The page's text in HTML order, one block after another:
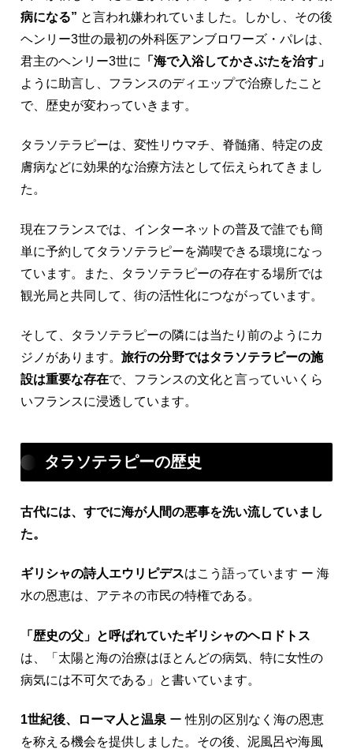
病になる” と言われ嫌われていました。しかし、その後
ヘンリー3世の最初の外科医アンブロワーズ・パレは、
君主のヘンリー3世に
「海で入浴してかさぶたを治す」
ように助言し、フランスのディエップで治療したこと
で、歴史が変わっていきます。
タラソテラピーは、変性リウマチ、脊髄痛、特定の皮
膚病などに効果的な治療方法として伝えられてきまし
た。
現在フランスでは、インターネットの普及で誰でも簡
単に予約してタラソテラピーを満喫できる環境になっ
ています。また、タラソテラピーの存在する場所では
観光局と共同して、街の活性化につながっています。
そして、タラソテラピーの隣には当たり前のようにカ
ジノがあります。 旅行の分野ではタラソテラピーの施
設は重要な存在で、フランスの文化と言っていいくら
いフランスに浸透しています。
タラソテラピーの歴史
古代には、すでに海が人間の悪事を洗い流していまし
た。
ギリシャの詩人エウリピデスはこう語っています ー 海
水の恩恵は、アテネの市民の特権である。
「歴史の父」と呼ばれていたギリシャのヘロドトス
は、「太陽と海の治療はほとんどの病気、特に女性の
病気には不可欠である」と書いています。
1世紀後、ローマ人と温泉 ー 性別の区別なく海の恩恵
を称える機会を提供しました。その後、泥風呂や海風